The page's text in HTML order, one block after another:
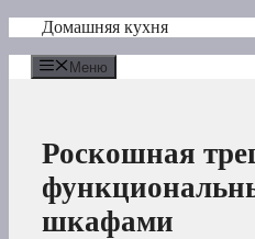
Перейти
содержимому
Домашняя кухня
Меню
Роскошная
шкафами